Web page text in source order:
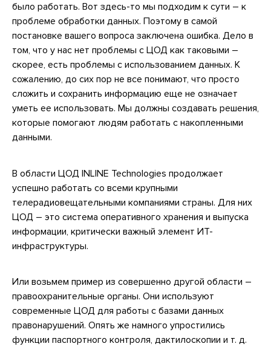
было работать. Вот здесь-то мы подходим к сути – к
проблеме обработки данных. Поэтому в самой
постановке вашего вопроса заключена ошибка. Дело в
том, что у нас нет проблемы с ЦОД как таковыми –
скорее, есть проблемы с использованием данных. К
сожалению, до сих пор не все понимают, что просто
сложить и сохранить информацию еще не означает
уметь ее использовать. Мы должны создавать решения,
которые помогают людям работать с накопленными
данными.
В области ЦОД INLINE Technologies продолжает
успешно работать со всеми крупными
телерадиовещательными компаниями страны. Для них
ЦОД – это система оперативного хранения и выпуска
информации, критически важный элемент ИТ-
инфраструктуры.
Или возьмем пример из совершенно другой области –
правоохранительные органы. Они используют
современные ЦОД для работы с базами данных
правонарушений. Опять же намного упростились
функции паспортного контроля, дактилоскопии и т. д.